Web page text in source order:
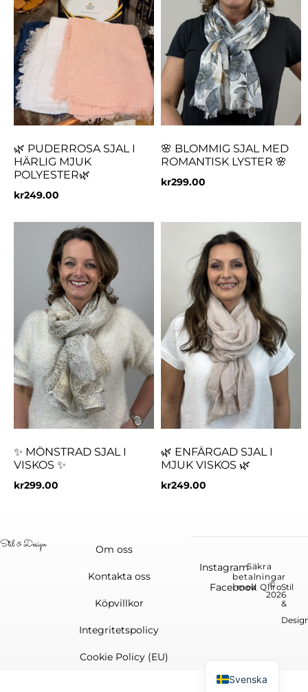
🌿 PUDERROSA SJAL I
HÄRLIG MJUK
POLYESTER🌿
kr249.00
🌸 BLOMMIG SJAL MED
ROMANTISK LYSTER 🌸
kr299.00
✨ MÖNSTRAD SJAL I
VISKOS ✨
kr299.00
🌿 ENFÄRGAD SJAL I
MJUK VISKOS 🌿
kr249.00
Om oss
Kontakta oss
Köpvillkor
Integritetspolicy
Cookie Policy (EU)
©
2026
Stil
&
Instagram
Facebook
Säkra
betalningar
med Qliro
Svenska